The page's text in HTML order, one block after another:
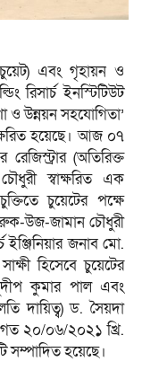
(চুয়েট) এবং গৃহায়ন ও
রিসার্চ ইনস্টিটিউট
ও উন্নয়ন সহযোগিতা’
হয়েছে। আজ ০৭
(অতিরিক্ত
স্বাক্ষরিত এক
চুয়েটের পক্ষে
উজ-জামান চৌধুরী
ইঞ্জিনিয়ার জনাব মো.
হিসেবে চুয়েটের
কুমার পাল এবং
দায়িত্ব) ড. সৈয়দা
গত ২০/০৬/২০২১ খ্রি.
সম্পাদিত হয়েছে।